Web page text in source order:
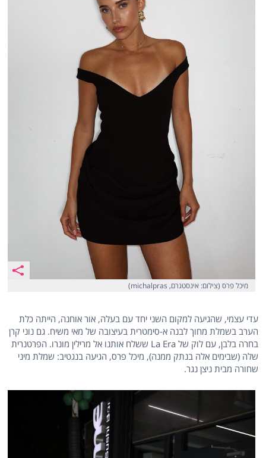
מיכל פרס (צילום: אינסטגרם, michalpras)
עדי עצמי, שהגיעה למקום השני יחד עם בעלה, אור אוחנה, הייתה כלת
הערב בשמלת מחוך לבנה א-סימטרית בעיצובה של מאי משיח. גם נוני קרן
בחרה בלבן, עם לוק של La Era ששלח אותנו אל מרילין מונרו. הפרטנרית
שלה (שבימים אלה בנתק ממנה), מיכל פרס, הגיעה בנגטיב: שמלת מיני
שחורה מבית ניצן נגר.